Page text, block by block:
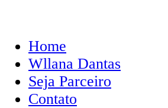
Home
Wllana Dantas
Seja Parceiro
Contato